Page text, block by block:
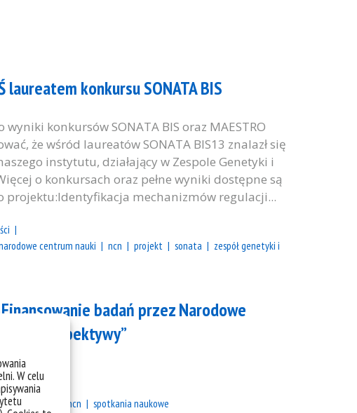
W celu
konkursu SONATA BIS
konkursów SONATA BIS oraz MAESTRO
że wśród laureatów SONATA BIS13 znalazł się
instytutu, działający w Zespole Genetyki i
o konkursach oraz pełne wyniki dostępne są
projektu:Identyfikacja mechanizmów regulacji...
centrum nauki ncn projekt sonata
zespół genetyki i
badań przez Narodowe
i perspektywy”
nauki ncn spotkania naukowe